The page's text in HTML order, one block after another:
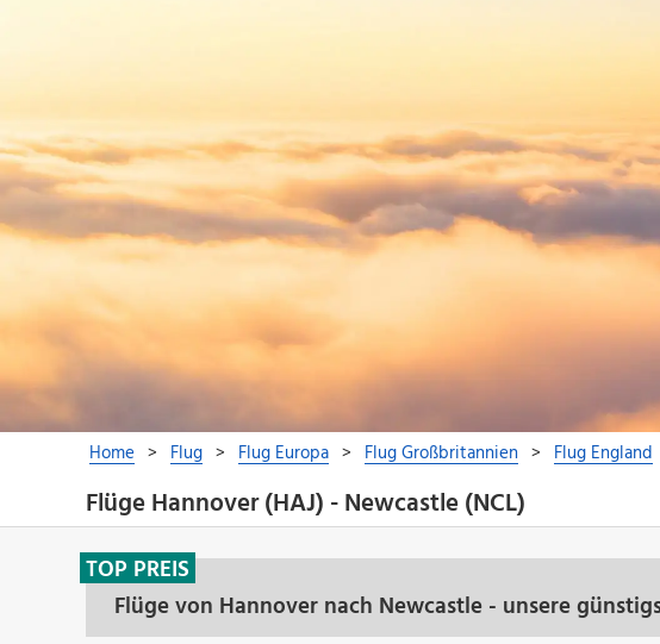
Flüge Hannover (HAJ) - Newcastle (NCL)
Flüge von Hannover nach Newcastle - unsere
TOP PREIS